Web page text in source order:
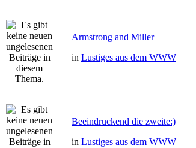
Armstrong and Miller
in Lustiges aus dem WWW
Beeindruckend die zweite:)
in Lustiges aus dem WWW